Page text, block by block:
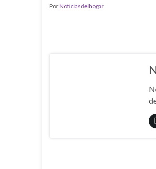
PorNoticiasdelhogar